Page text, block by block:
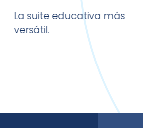
La suite educativa más
versátil.